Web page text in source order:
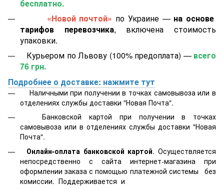
бесплатно.
«Новой почтой» по Украине — на основе
тарифов перевозчика, включена стоимость
упаковки.
Курьером по Львову (100% предоплата) — всего
76 грн.
Подробнее о доставке: нажмите тут
Наличными при получении в точках самовывоза или в
отделениях службы доставки "Новая Почта".
Банковской картой при получении в точках
самовывоза или в отделениях службы доставки "Новая
Почта".
Онлайн-оплата банковской картой. Осуществляется
непосредственно с сайта интернет-магазина при
оформлении заказа с помощью платежной системы
без
комиссии. Поддерживается и